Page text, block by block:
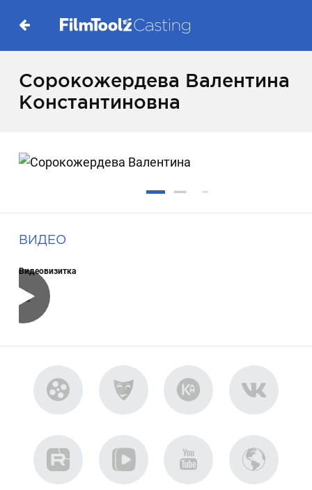
Сорокожердева Валентина
Константиновна
ВИДЕО
Видеовизитка